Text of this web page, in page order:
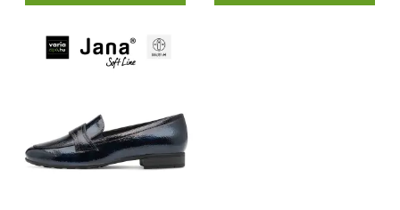
terméknek
ki